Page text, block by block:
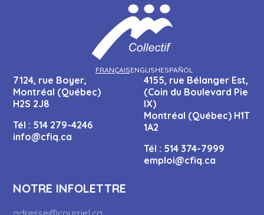
FRANÇAISENGLISHESPAÑOL
7124, rue Boyer,
Montréal (Québec)
H2S 2J8
Tél : 514 279-4246
info@cfiq.ca
4155, rue Bélanger Est,
(Coin du Boulevard Pie
IX)
Montréal (Québec) H1T
1A2
Tél : 514 374-7999
emploi@cfiq.ca
NOTRE INFOLETTRE